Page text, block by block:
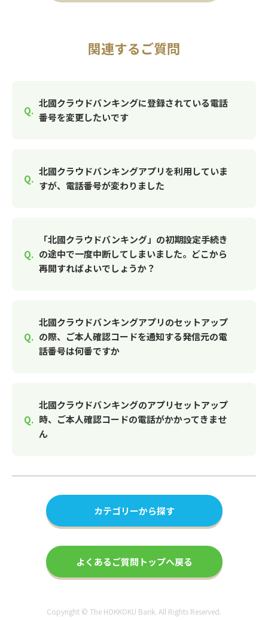
関連するご質問
北國クラウドバンキングに登録されている電話
番号を変更したいです
北國クラウドバンキングアプリを利用していま
すが、電話番号が変わりました
「北國クラウドバンキング」の初期設定手続き
の途中で一度中断してしまいました。どこから
再開すればよいでしょうか？
北國クラウドバンキングアプリのセットアップ
の際、ご本人確認コードを通知する発信元の電
話番号は何番ですか
北國クラウドバンキングのアプリセットアップ
時、ご本人確認コードの電話がかかってきませ
ん
カテゴリーから探す
よくあるご質問トップへ戻る
Copyright © The HOKKOKU Bank. All Rights Reserved.